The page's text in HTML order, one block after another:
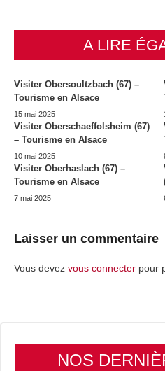
A LIRE
Visiter Obersoultzbach (67) –
Tourisme en Alsace
15 mai 2025
Visiter Oberschaeffolsheim (67)
– Tourisme en Alsace
10 mai 2025
Visiter Oberhaslach (67) –
Tourisme en Alsace
7 mai 2025
Laisser un commentaire
Vous devez vous connecter pour
NOS